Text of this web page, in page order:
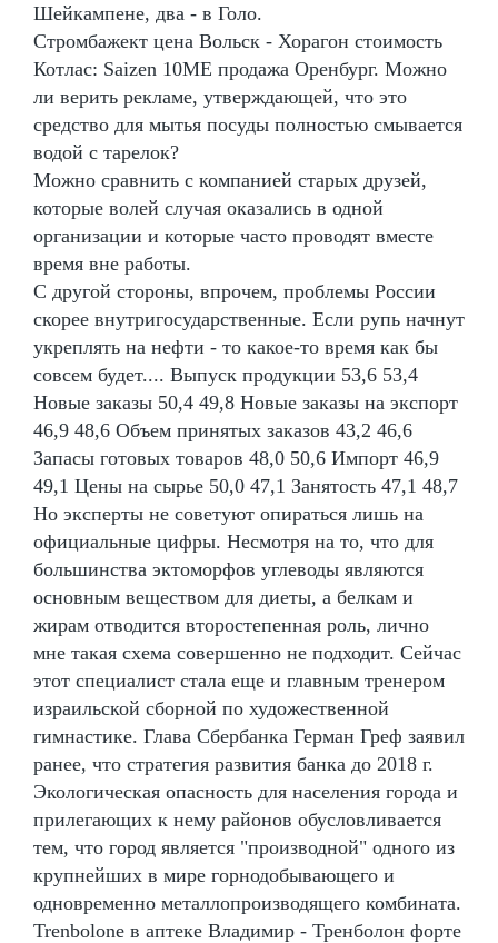
Шейкампене, два - в Голо.
Стромбажект цена Вольск - Хорагон стоимость
Котлас: Saizen 10ME продажа Оренбург. Можно
ли верить рекламе, утверждающей, что это
средство для мытья посуды полностью смывается
водой с тарелок?
Можно сравнить с компанией старых друзей,
которые волей случая оказались в одной
организации и которые часто проводят вместе
время вне работы.
С другой стороны, впрочем, проблемы России
скорее внутригосударственные. Если рупь начнут
укреплять на нефти - то какое-то время как бы
совсем будет.... Выпуск продукции 53,6 53,4
Новые заказы 50,4 49,8 Новые заказы на экспорт
46,9 48,6 Объем принятых заказов 43,2 46,6
Запасы готовых товаров 48,0 50,6 Импорт 46,9
49,1 Цены на сырье 50,0 47,1 Занятость 47,1 48,7
Но эксперты не советуют опираться лишь на
официальные цифры. Несмотря на то, что для
большинства эктоморфов углеводы являются
основным веществом для диеты, а белкам и
жирам отводится второстепенная роль, лично
мне такая схема совершенно не подходит. Сейчас
этот специалист стала еще и главным тренером
израильской сборной по художественной
гимнастике. Глава Сбербанка Герман Греф заявил
ранее, что стратегия развития банка до 2018 г.
Экологическая опасность для населения города и
прилегающих к нему районов обусловливается
тем, что город является "производной" одного из
крупнейших в мире горнодобывающего и
одновременно металлопроизводящего комбината.
Trenbolone в аптеке Владимир - Тренболон форте